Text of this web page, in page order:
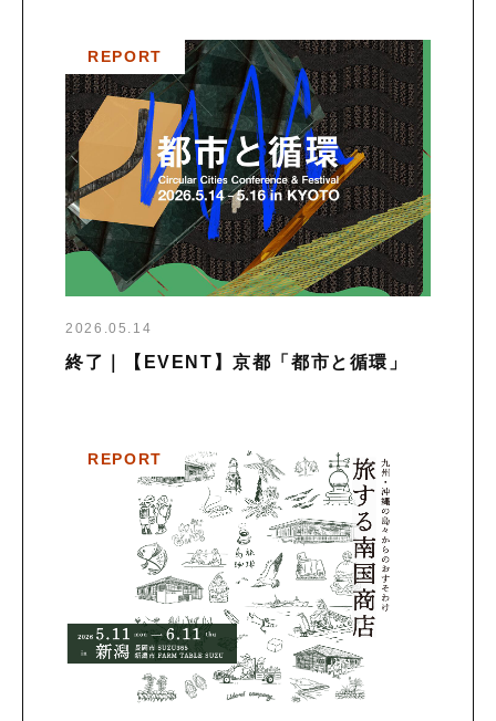
REPORT
2026.05.14
終了｜【EVENT】京都「都市と循環」
REPORT